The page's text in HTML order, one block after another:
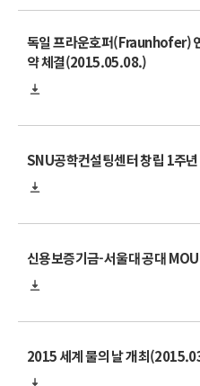
독일 프라운호퍼(Fraunhofer)
약 체결(2015.05.08.)
SNU공학컨설팅센터 창립 1주
신용보증기금-서울대 공대
2015 세계 물의 날 개최